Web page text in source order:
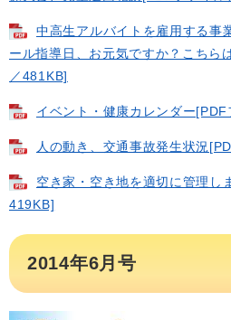
中高生アルバイトを雇用する事
ール指導日、お元気ですか？こちら
／481KB]
イベント・健康カレンダー
人の動き、交通事故発生状況
空き家・空き地を適切に管理し
419KB]
2014年6月号